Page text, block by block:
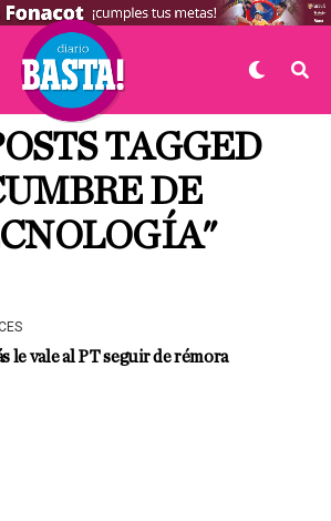
TAGGED
DE
le vale al PT seguir de rémora